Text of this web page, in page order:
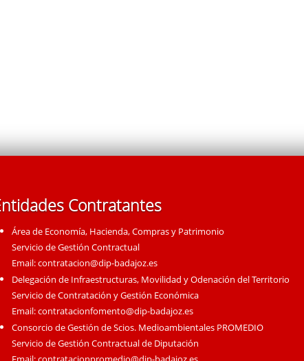
Entidades Contratantes
Área de Economía, Hacienda, Compras y Patrimonio
Servicio de Gestión Contractual
Email:contratacion@dip-badajoz.es
Delegación de Infraestructuras, Movilidad y Odenación del Territorio
Servicio de Contratación y Gestión Económica
Email:contratacionfomento@dip-badajoz.es
Consorcio de Gestión de Scios. Medioambientales PROMEDIO
Servicio de Gestión Contractual de Diputación